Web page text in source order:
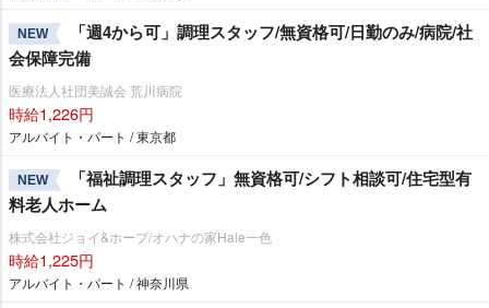
NEW
「週4から可」調理スタッフ/無資格可/日勤のみ/病院/社
会保障完備
医療法人社団美誠会 荒川病院
時給1,226円
アルバイト・パート / 東京都
NEW
「福祉調理スタッフ」無資格可/シフト相談可/住宅型有
料老人ホーム
株式会社ジョイ&ホープ/オハナの家Hale一色
時給1,225円
アルバイト・パート / 神奈川県